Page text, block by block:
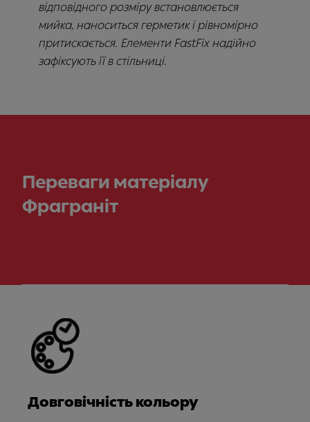
відповідного розміру встановлюється
мийка, наноситься герметик і рівномірно
притискається. Елементи FastFix надійно
зафіксують її в стільниці.
Переваги матеріалу
Фраграніт
Довговічність кольору